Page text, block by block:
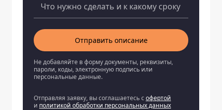
Отправить описание
Не добавляйте в форму документы, реквизиты,
пароли, коды, электронную подпись или
персональные данные.
Отправляя заявку, вы соглашаетесь софертой
и политикой обработки персональных данных